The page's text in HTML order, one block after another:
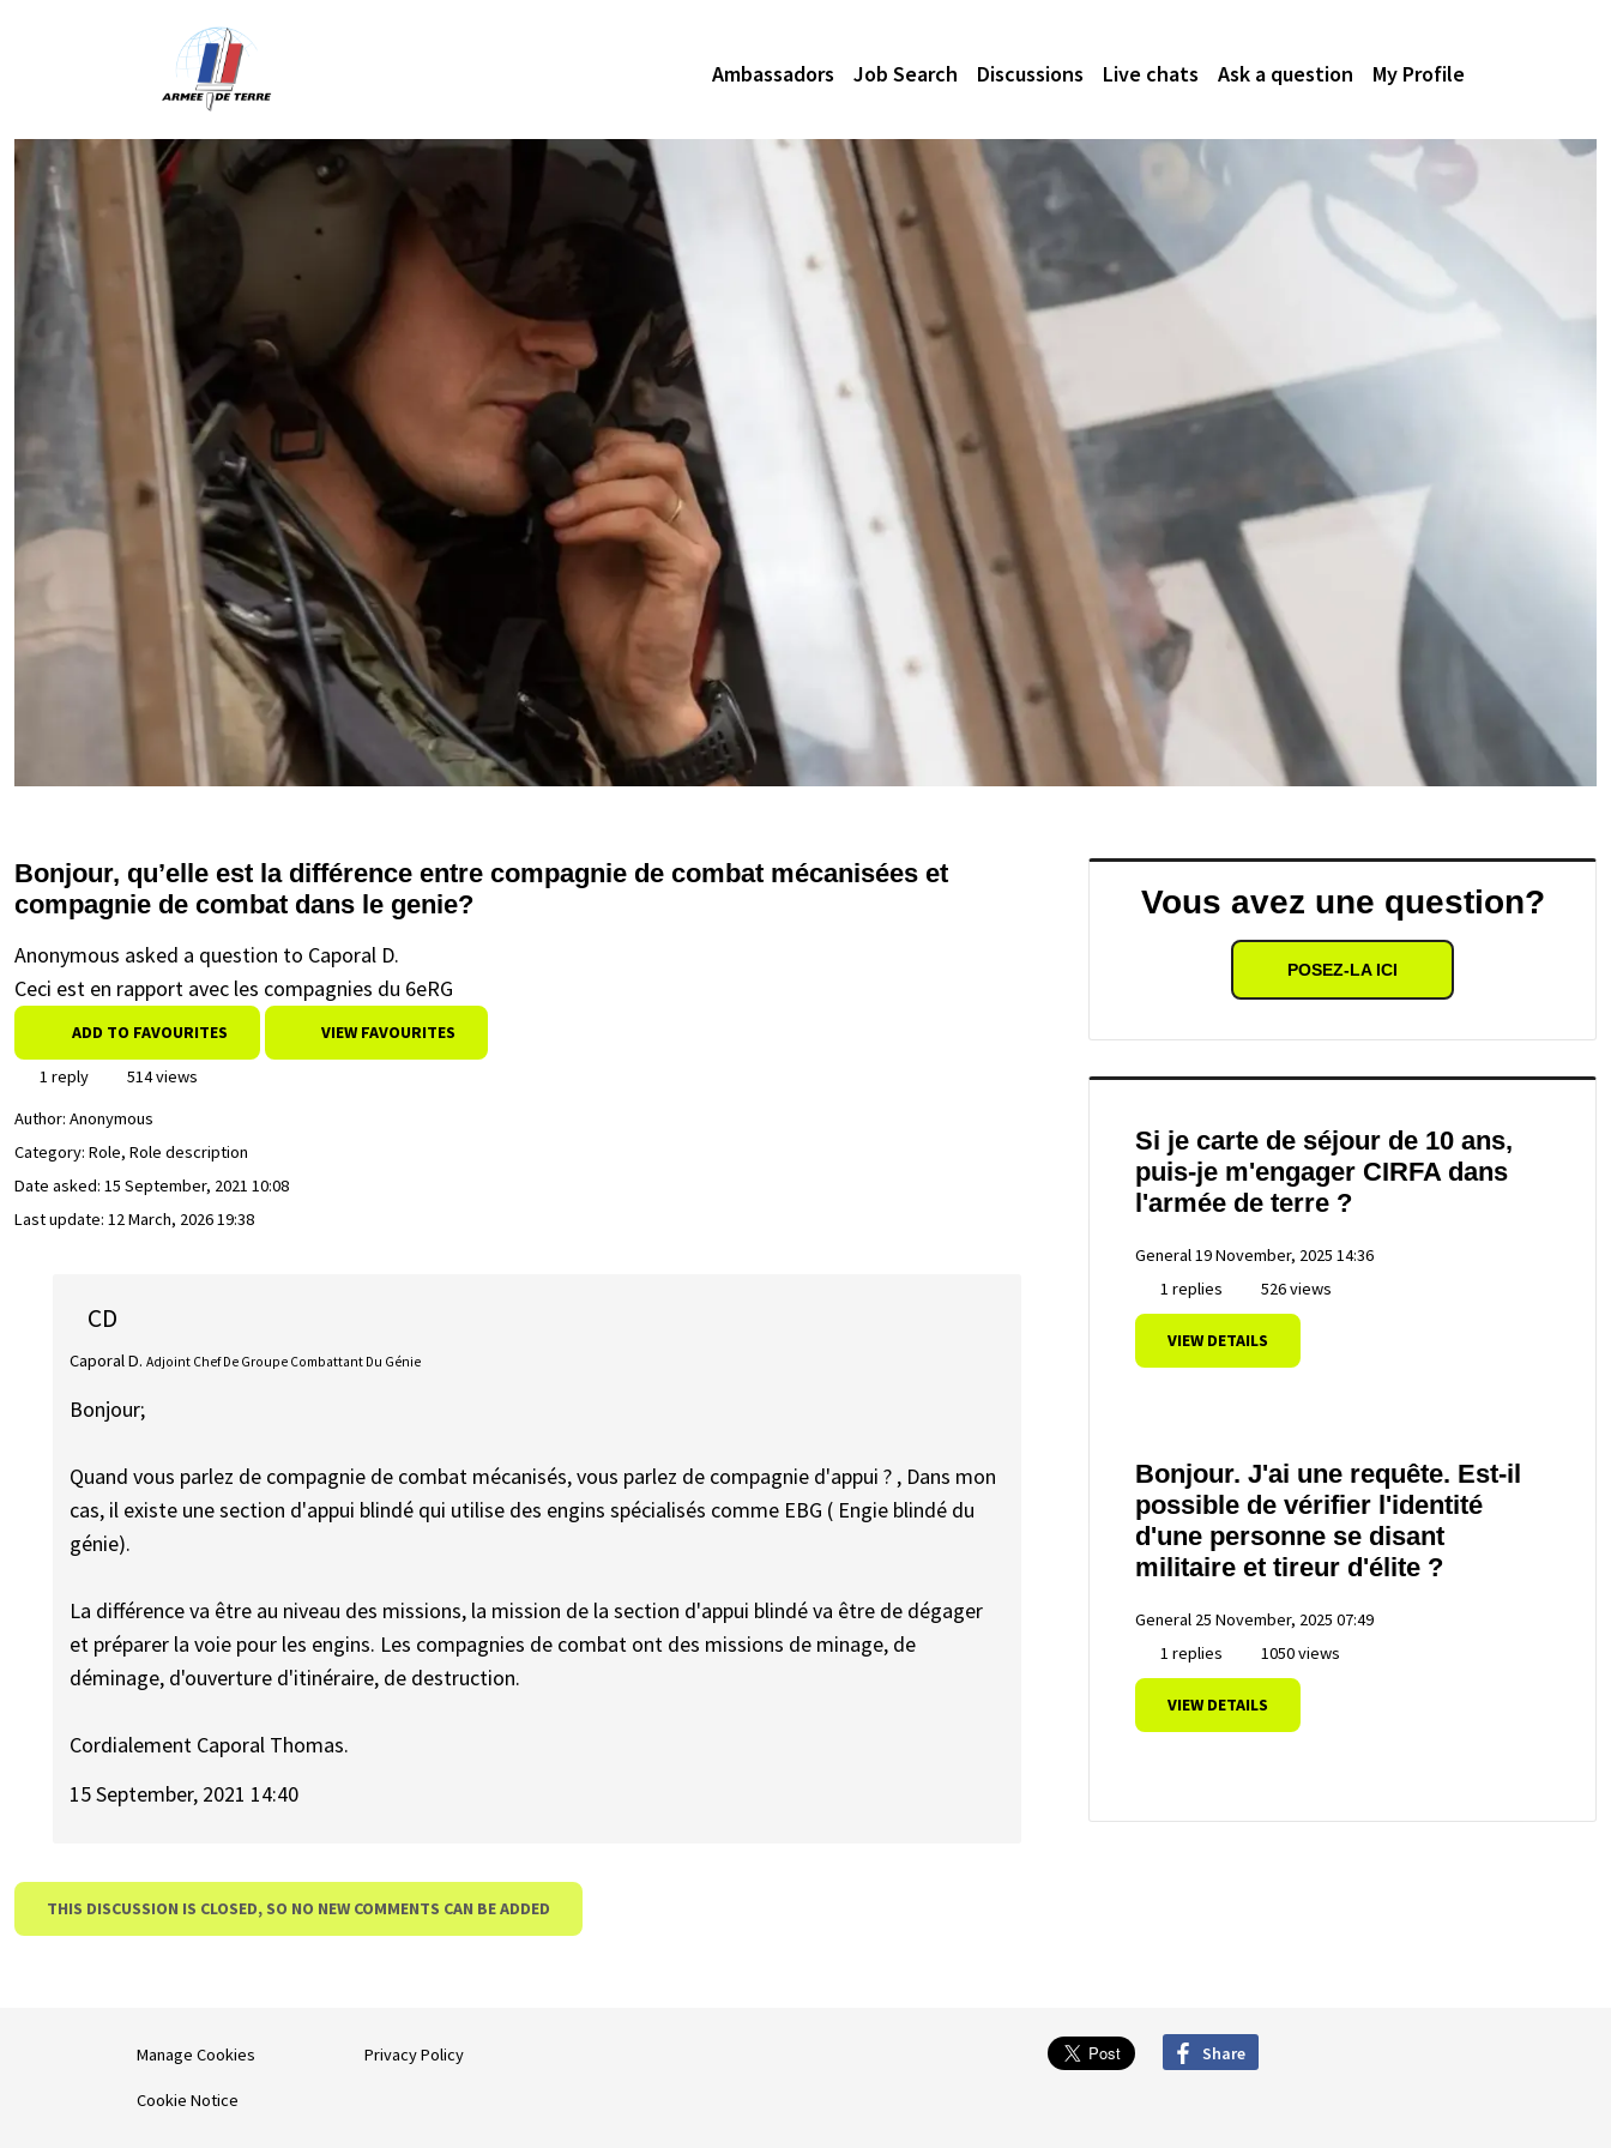
Ambassadors Job Search Discussions Live chats Ask a question My Profile
Bonjour, qu’elle est la différence entre compagnie de combat mécanisées et
compagnie de combat dans le genie?
Anonymous asked a question to Caporal D.
Ceci est en rapport avec les compagnies du 6eRG
ADD TO FAVOURITES VIEW FAVOURITES
1 reply
514 views
Author: Anonymous
Category: Role, Role description
Date asked: 15 September, 2021 10:08
Last update: 12 March, 2026 19:38
CD
Caporal D. Adjoint Chef De Groupe Combattant Du Génie
Bonjour;
Quand vous parlez de compagnie de combat mécanisés, vous parlez de compagnie d'appui ? , Dans mon
cas, il existe une section d'appui blindé qui utilise des engins spécialisés comme EBG ( Engie blindé du
génie).
La différence va être au niveau des missions, la mission de la section d'appui blindé va être de dégager
et préparer la voie pour les engins. Les compagnies de combat ont des missions de minage, de
déminage, d'ouverture d'itinéraire, de destruction.
Cordialement Caporal Thomas.
15 September, 2021 14:40
THIS DISCUSSION IS CLOSED, SO NO NEW COMMENTS CAN BE ADDED
Vous avez une question?
POSEZ-LA ICI
Si je carte de séjour de 10 ans,
puis-je m'engager CIRFA dans
l'armée de terre ?
General19 November, 2025 14:36
1 replies
526 views
VIEW DETAILS
Bonjour. J'ai une requête. Est-il
possible de vérifier l'identité
d'une personne se disant
militaire et tireur d'élite ?
General 25 November, 2025 07:49
1 replies
1050 views
VIEW DETAILS
Manage Cookies
Cookie Notice
Privacy Policy Share